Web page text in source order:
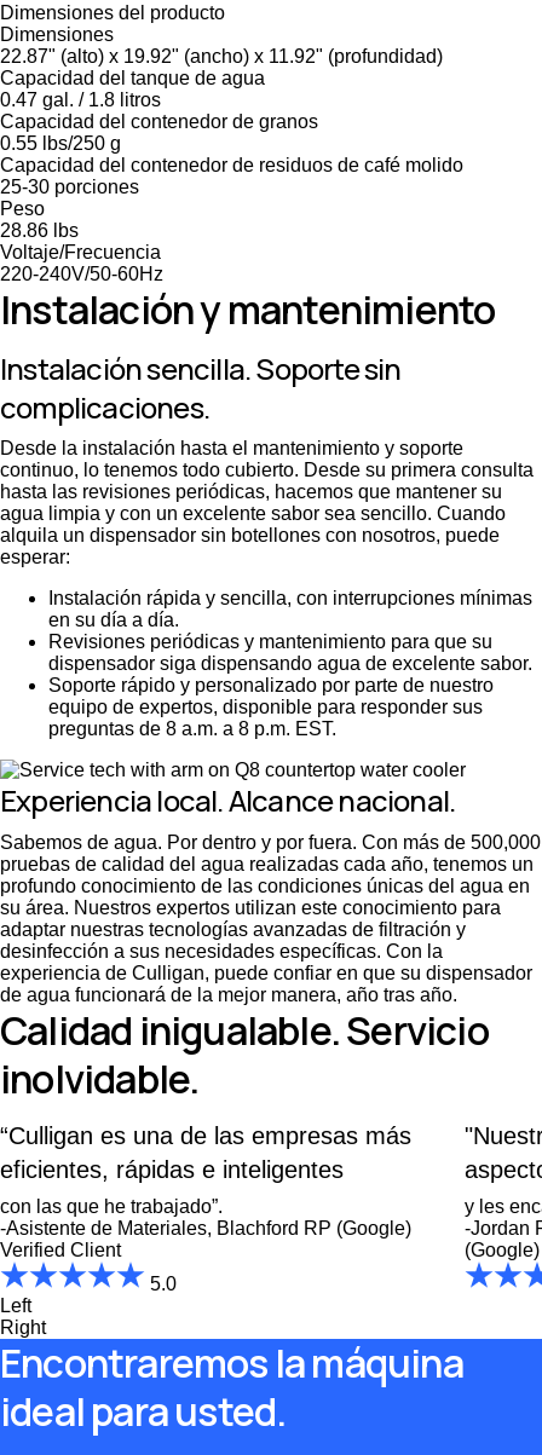
Dimensiones del producto
Dimensiones
22.87" (alto) x 19.92" (ancho) x 11.92" (profundidad)
Capacidad del tanque de agua
0.47 gal. / 1.8 litros
Capacidad del contenedor de granos
0.55 lbs/250 g
Capacidad del contenedor de residuos de café molido
25-30 porciones
Peso
28.86 lbs
Voltaje/Frecuencia
220-240V/50-60Hz
Instalación y mantenimiento
Instalación sencilla. Soporte sin
complicaciones.
Desde la instalación hasta el mantenimiento y soporte
continuo, lo tenemos todo cubierto. Desde su primera consulta
hasta las revisiones periódicas, hacemos que mantener su
agua limpia y con un excelente sabor sea sencillo. Cuando
alquila un dispensador sin botellones con nosotros, puede
esperar:
Instalación rápida y sencilla, con interrupciones mínimas
en su día a día.
Revisiones periódicas y mantenimiento para que su
dispensador siga dispensando agua de excelente sabor.
Soporte rápido y personalizado por parte de nuestro
equipo de expertos, disponible para responder sus
preguntas de 8 a.m. a 8 p.m. EST.
Experiencia local. Alcance nacional.
Sabemos de agua. Por dentro y por fuera. Con más de 500,000
pruebas de calidad del agua realizadas cada año, tenemos un
profundo conocimiento de las condiciones únicas del agua en
su área. Nuestros expertos utilizan este conocimiento para
adaptar nuestras tecnologías avanzadas de filtración y
desinfección a sus necesidades específicas. Con la
experiencia de Culligan, puede confiar en que su dispensador
de agua funcionará de la mejor manera, año tras año.
Calidad inigualable. Servicio
inolvidable.
“Culligan es una de las empresas más
eficientes, rápidas e inteligentes
con las que he trabajado”.
-Asistente de Materiales, Blachford RP (Google)
Verified Client
5.0
y les
-Jordan
(Google)
Left
Right
Encontraremos la máquina
ideal para usted.